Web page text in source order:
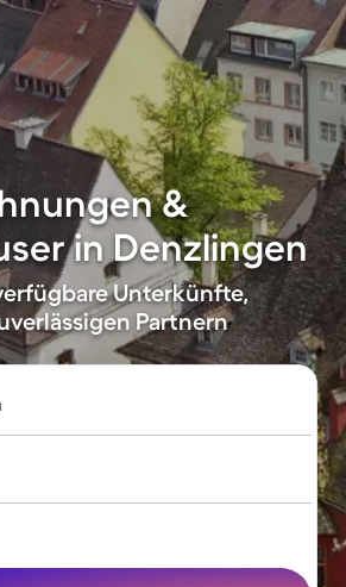
&
in Denzlingen
Unterkünfte,
Partnern